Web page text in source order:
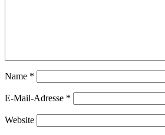
Name *
E-Mail-Adresse *
Website